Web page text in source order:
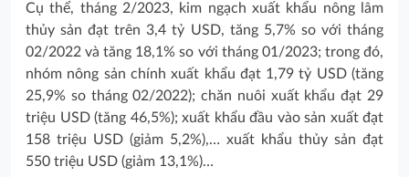
Cụ thể, tháng 2/2023, kim ngạch xuất khẩu nông lâm
thủy sản đạt trên 3,4 tỷ USD, tăng 5,7% so với tháng
02/2022 và tăng 18,1% so với tháng 01/2023; trong đó,
nhóm nông sản chính xuất khẩu đạt 1,79 tỷ USD (tăng
25,9% so tháng 02/2022); chăn nuôi xuất khẩu đạt 29
triệu USD (tăng 46,5%); xuất khẩu đầu vào sản xuất đạt
158 triệu USD (giảm 5,2%),… xuất khẩu thủy sản đạt
550 triệu USD (giảm 13,1%)…